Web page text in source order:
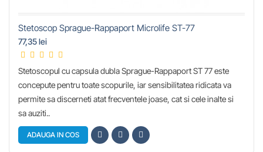
Stetoscop Sprague-Rappaport Microlife ST-77
77,35 lei
Stetoscopul cu capsula dubla Sprague-Rappaport ST 77 este
concepute pentru toate scopurile, iar sensibilitatea ridicata va
permite sa discerneti atat frecventele joase, cat si cele inalte si
sa auziti..
ADAUGA IN COS